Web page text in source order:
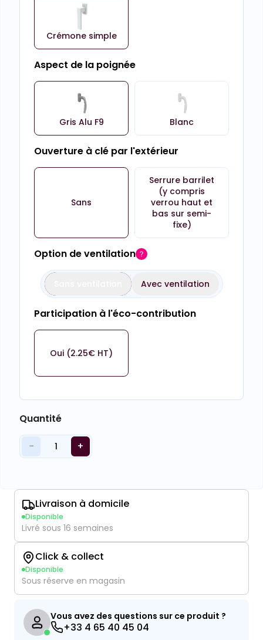
Crémone simple
Aspect de la poignée
Gris Alu F9 Blanc
Ouverture à clé par l'extérieur
Sans
Serrure barrilet
(y compris
verrou haut et
bas sur semi-
fixe)
Option de ventilation
Avec ventilation
Participation à l'éco-contribution
Oui (2.25€ HT)
Quantité
− 1 +
Livraison à domicile
Disponible
Livré sous 16 semaines
Click & collect
Disponible
Sous réserve en magasin
Vous avez des questions sur ce produit ?
+33 4 65 40 45 04